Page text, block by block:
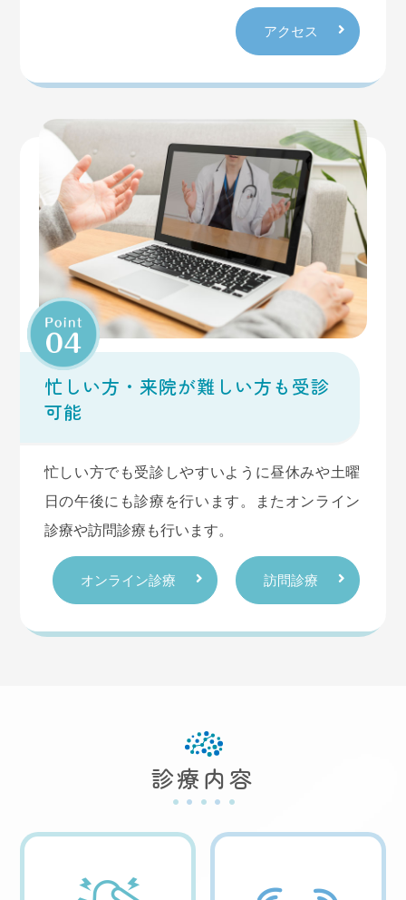
福岡市内に住民票（外国人登録を含む）があり、①
②接種日当日に60歳以上65歳未満で、心臓、じん
臓もしくは呼吸器の機能 または ヒト免疫不全ウイ
ルスによる免疫機能の障がいがある方（概ね、身体
障害者手帳1級相当）（上記障がい以外での身体障
害者手帳1級相当の方は該当しません）
一般
インフルエンザ 3,500円
新型コロナウイルス 16,000円
2025.05.17 お知らせ
6月の臨時休診のお知らせ
6/12（木）は九大病院での手術の執刀・指導のため
が、今月は休診といたします。院長は午後から訪問
診療のため、クリニックでの診療の最終受付は12時
となります。
7-8月の休診（盆休み）について
今年は8月のお盆は暦通り診療いたします。
ご不便をおかけいたしますが、よろしくお願いいた
アクセス
忙しい方・来院が難しい方も受診
可能
忙しい方でも受診しやすいように昼休みや土曜
日の午後にも診療を行います。またオンライン
診療や訪問診療も行います。
オンライン診療 訪問診療
診療内容